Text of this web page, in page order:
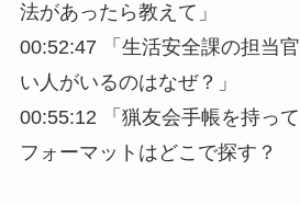
法があったら教えて」
00:52:47 「生活安全課の担当
い人がいるのはなぜ？」
00:55:12 「猟友会手帳を持っ
フォーマットはどこで探す？